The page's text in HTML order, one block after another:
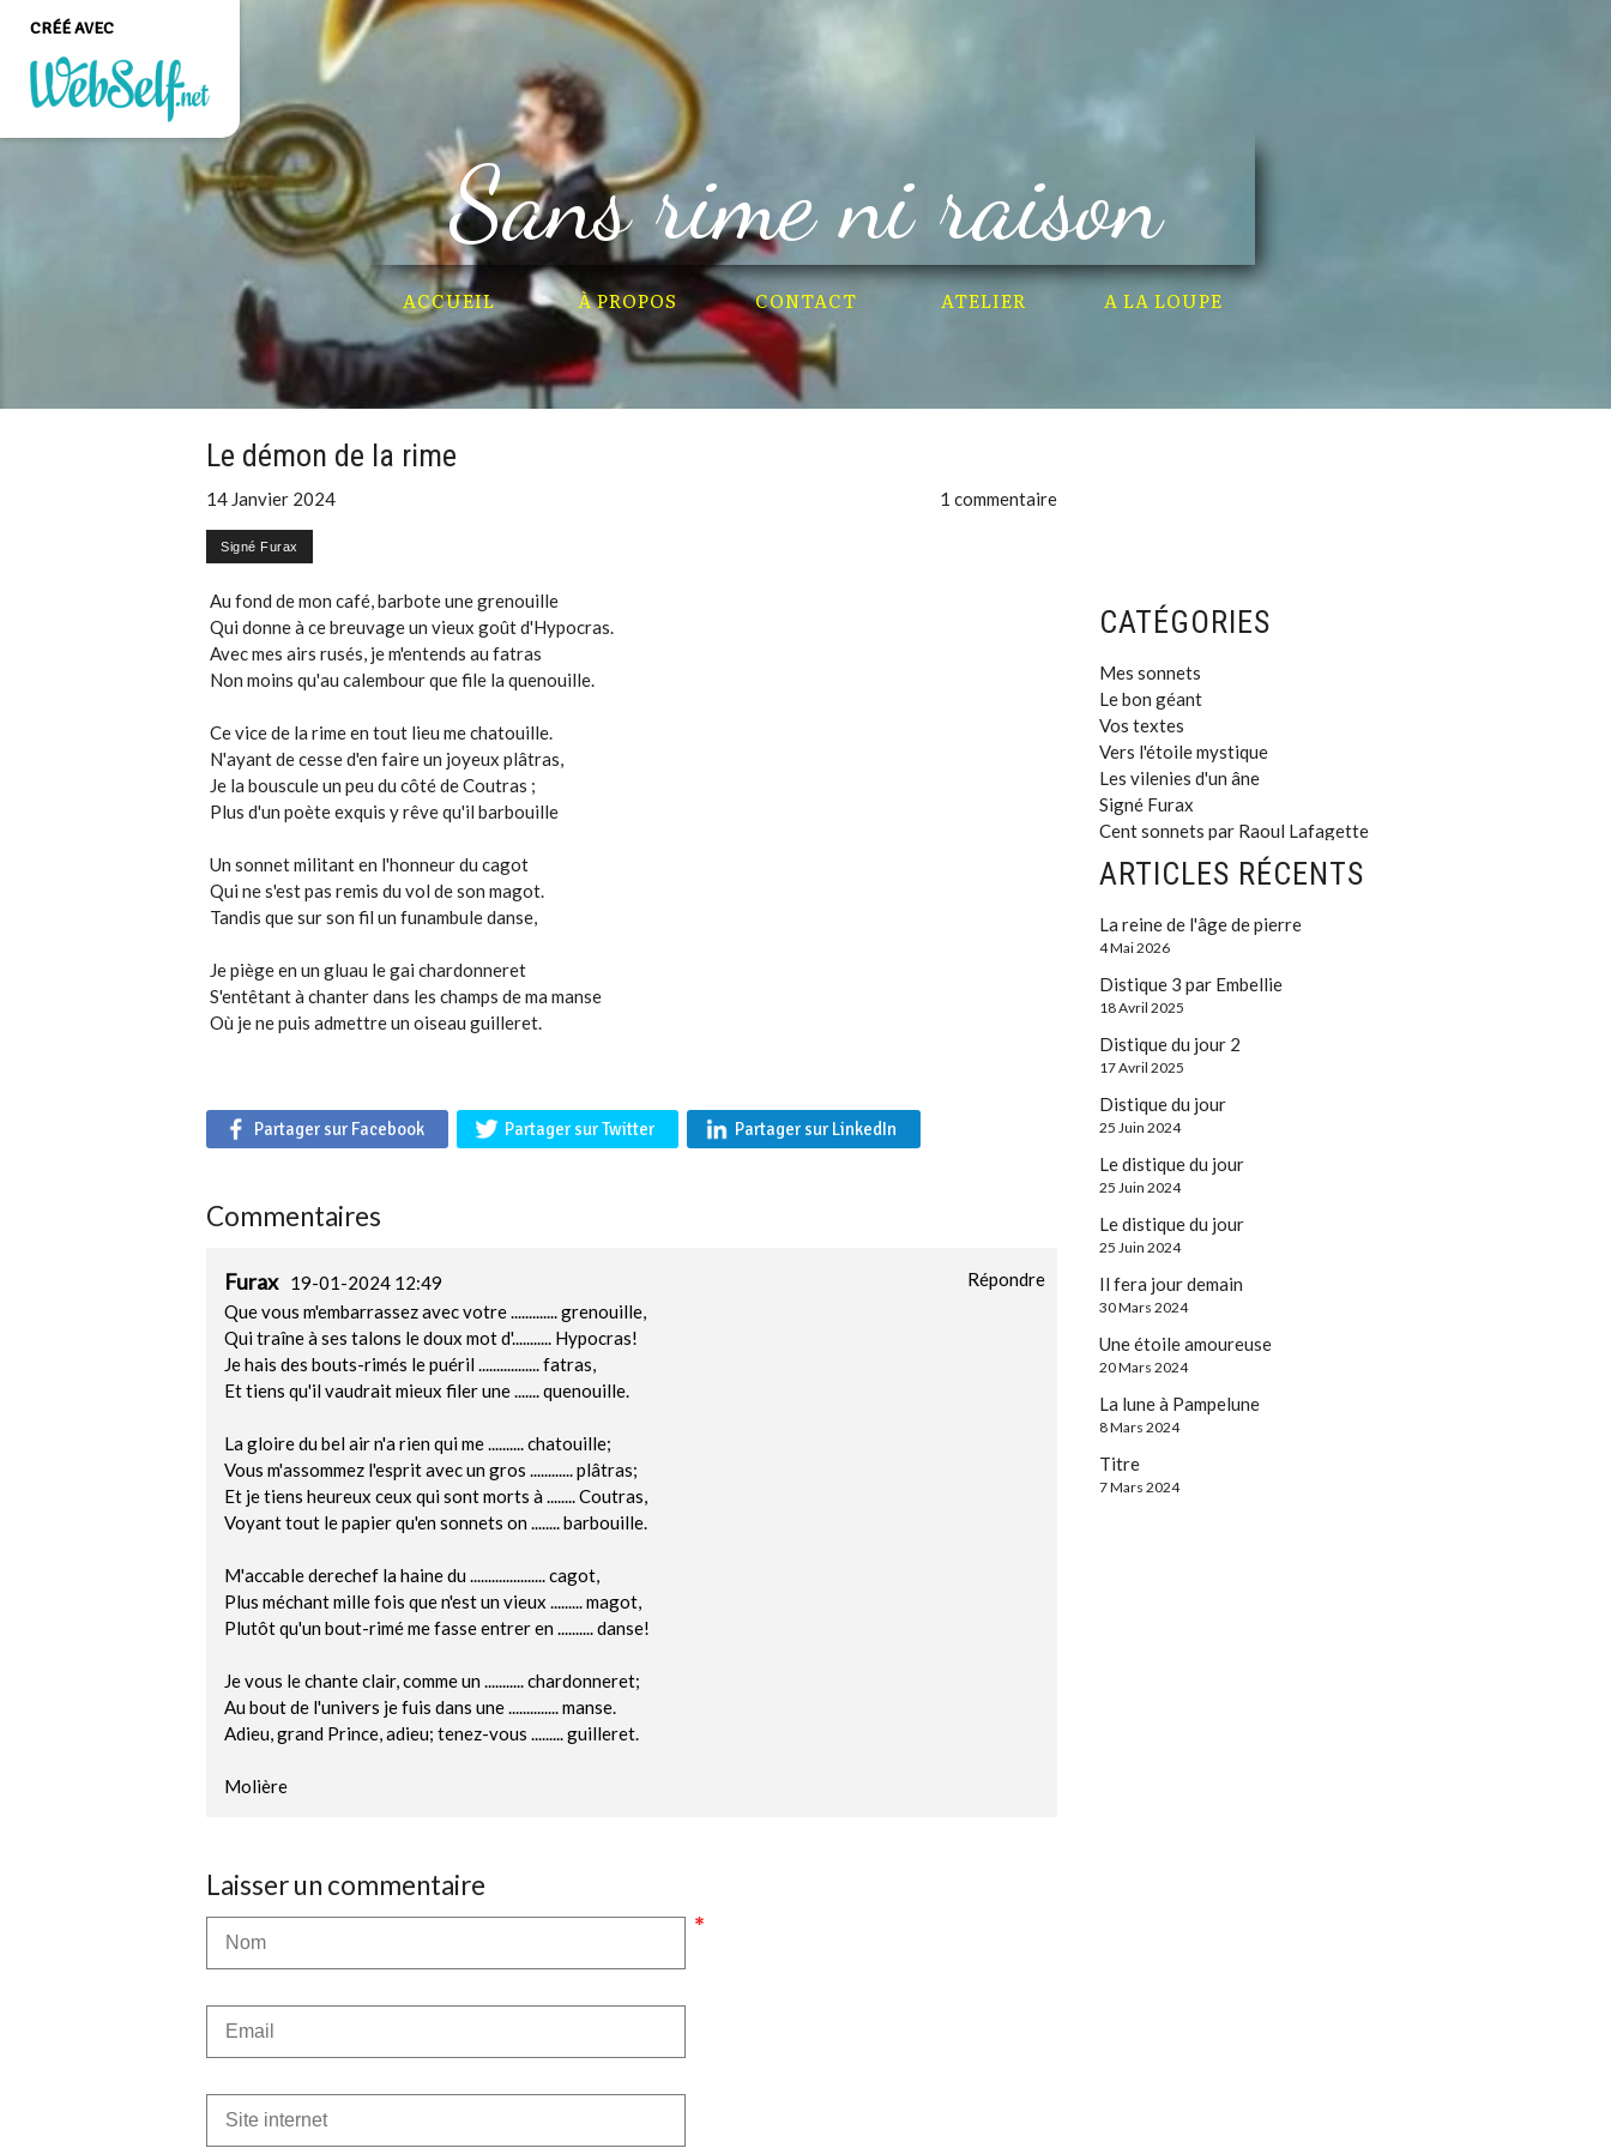
Sans rime ni raison
ACCUEIL À PROPOS CONTACT ATELIER A LA LOUPE
Le démon de la rime
14 Janvier 2024 1 commentaire
Au fond de mon café, barbote une grenouille
Qui donne à ce breuvage un vieux goût d'Hypocras.
Avec mes airs rusés, je m'entends au fatras
Non moins qu'au calembour que file la quenouille.
Ce vice de la rime en tout lieu me chatouille.
N'ayant de cesse d'en faire un joyeux plâtras,
Je la bouscule un peu du côté de Coutras ;
Plus d'un poète exquis y rêve qu'il barbouille
Un sonnet militant en l'honneur du cagot
Qui ne s'est pas remis du vol de son magot.
Tandis que sur son fil un funambule danse,
Je piège en un gluau le gai chardonneret
S'entêtant à chanter dans les champs de ma manse
Où je ne puis admettre un oiseau guilleret.
Partager sur Facebook Partager sur Twitter Partager sur LinkedIn
Commentaires
Furax 19-01-2024 12:49
Répondre
Que vous m'embarrassez avec votre ............. grenouille,
Qui traîne à ses talons le doux mot d'........... Hypocras!
Je hais des bouts-rimés le puéril ................. fatras,
Et tiens qu'il vaudrait mieux filer une ....... quenouille.
La gloire du bel air n'a rien qui me .......... chatouille;
Vous m'assommez l'esprit avec un gros ............ plâtras;
Et je tiens heureux ceux qui sont morts à ........ Coutras,
Voyant tout le papier qu'en sonnets on ........ barbouille.
M'accable derechef la haine du ..................... cagot,
Plus méchant mille fois que n'est un vieux ......... magot,
Plutôt qu'un bout-rimé me fasse entrer en .......... danse!
Je vous le chante clair, comme un ........... chardonneret;
Au bout de l'univers je fuis dans une .............. manse.
Adieu, grand Prince, adieu; tenez-vous ......... guilleret.
Molière
Laisser un commentaire
CATÉGORIES
Mes sonnets
Le bon géant
Vos textes
Vers l'étoile mystique
Les vilenies d'un âne
Signé Furax
Cent sonnets par Raoul Lafagette
Mathieu Bouchard
Il fera jour demain distiques
ARTICLES RÉCENTS
La reine de l'âge de pierre
4 Mai 2026
Distique 3 par Embellie
18 Avril 2025
Distique du jour 2
17 Avril 2025
Distique du jour
25 Juin 2024
Le distique du jour
25 Juin 2024
Le distique du jour
25 Juin 2024
Il fera jour demain
30 Mars 2024
Une étoile amoureuse
20 Mars 2024
La lune à Pampelune
8 Mars 2024
Titre
7 Mars 2024
CRÉÉ AVEC
qualité professionnelle
et personnalisable sans
aucune connaissance en